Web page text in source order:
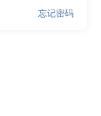
忘记密码